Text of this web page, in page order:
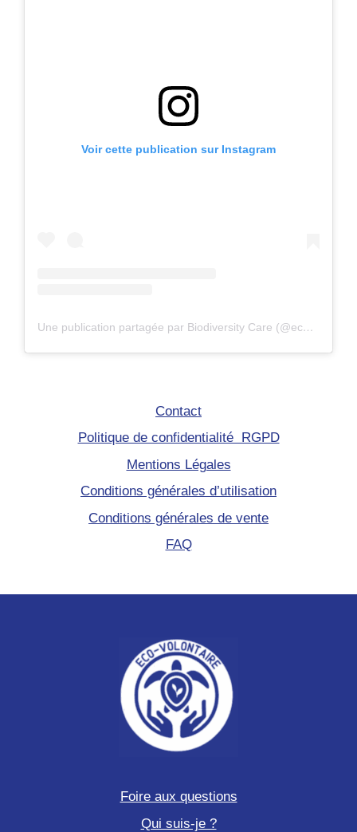
Voir cette publication sur Instagram
Une publication partagée par Biodiversity Care (@eco.volontaire)
Contact
Politique de confidentialité RGPD
Mentions Légales
Conditions générales d’utilisation
Conditions générales de vente
FAQ
Foire aux questions
Qui suis-je ?